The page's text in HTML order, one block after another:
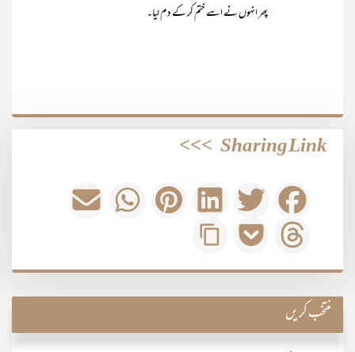
پھر انہوں نے اسے ختم کر کے دم لیا۔
Sharing Link
>>>
منتخب کریں